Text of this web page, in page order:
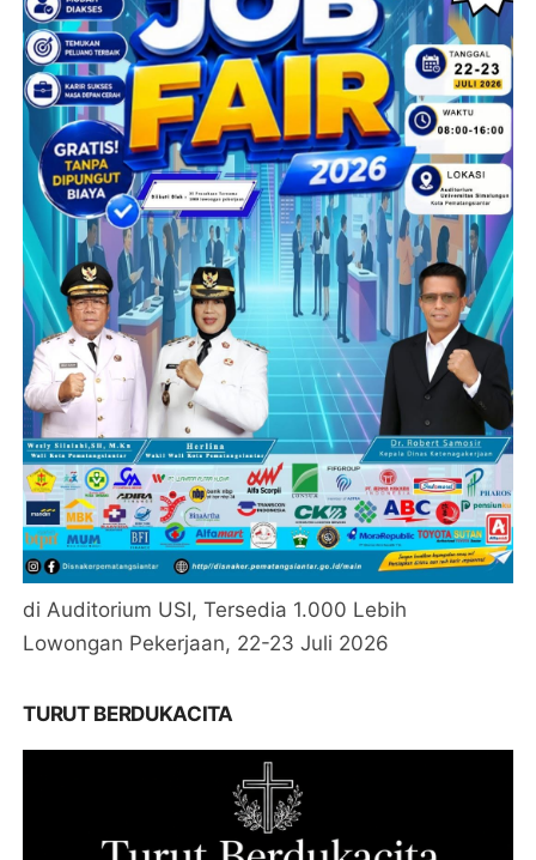
di Auditorium USI, Tersedia 1.000 Lebih
Lowongan Pekerjaan, 22-23 Juli 2026
TURUT BERDUKACITA